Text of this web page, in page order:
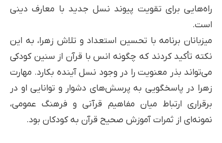
راه‌هایی برای تقویت پیوند نسل جدید با معارف دینی
است.
میزبانان برنامه با تحسین استعداد و تلاش زهرا، به این
نکته تأکید کردند که چگونه انس با قرآن از سنین کودکی
می‌تواند بذر معنویت را در وجود نسل آینده بکارد. مهارت
زهرا در پاسخگویی به پرسش‌های دشوار و توانایی او در
برقراری ارتباط میان مفاهیم قرآنی و فرهنگ عمومی،
نمونه‌ای از ثمرات آموزش صحیح قرآن به کودکان بود.